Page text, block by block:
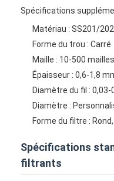
nouvelles
Parlez Maintenant.
écran filtrant pour
Maille de câble
Spécifications
Matériau : SS201/
Forme du trou : Carré
Maille : 10-500 mailles
Épaisseur : 0,6-1,8
Diamètre du fil : 0,03-
Diamètre :
Forme du filtre :
Spécifications
filtrants